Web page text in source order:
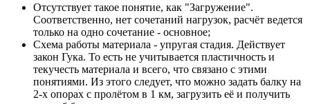
Отсутствует такое понятие, как "Загружение".
Соответственно, нет сочетаний нагрузок, расчёт ведется
только на одно сочетание - основное;
Схема работы материала - упругая стадия. Действует
закон Гука. То есть не учитывается пластичность и
текучесть материала и всего, что связано с этими
понятиями. Из этого следует, что можно задать балку на
2-х опорах с пролётом в 1 км, загрузить её и получить